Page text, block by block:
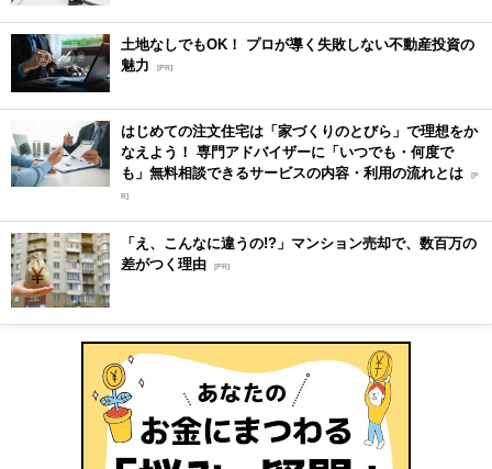
土地なしでもOK！ プロが導く失敗しない不動産投資の
魅力
[PR]
はじめての注文住宅は「家づくりのとびら」で理想をか
なえよう！ 専門アドバイザーに「いつでも・何度で
も」無料相談できるサービスの内容・利用の流れとは [P
R]
「え、こんなに違うの!?」マンション売却で、数百万の
差がつく理由 [PR]